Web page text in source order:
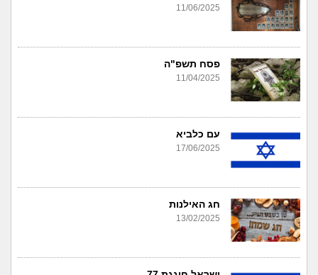
11/06/2025
פסח תשפ"ה
11/04/2025
עם כלביא
17/06/2025
חג האילנות
13/02/2025